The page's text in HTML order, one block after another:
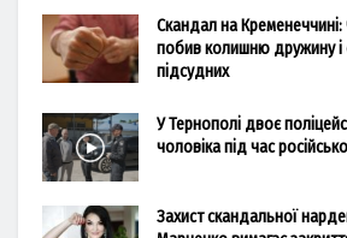
Скандал на Кременеччині:
побив колишню дружину і
підсудних
У Тернополі двоє
чоловіка під час
Захист скандальної